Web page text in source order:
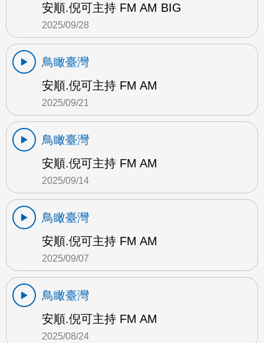
安順.倪可主持 FM AM BIG
2025/09/28
鳥瞰臺灣
安順.倪可主持 FM AM
2025/09/21
鳥瞰臺灣
安順.倪可主持 FM AM
2025/09/14
鳥瞰臺灣
安順.倪可主持 FM AM
2025/09/07
鳥瞰臺灣
安順.倪可主持 FM AM
2025/08/24